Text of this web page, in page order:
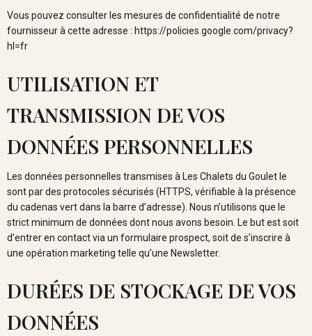
Vous pouvez consulter les mesures de confidentialité de notre
fournisseur à cette adresse : https://policies.google.com/privacy?
hl=fr
UTILISATION ET
TRANSMISSION DE VOS
DONNÉES PERSONNELLES
Les données personnelles transmises à Les Chalets du Goulet le
sont par des protocoles sécurisés (HTTPS, vérifiable à la présence
du cadenas vert dans la barre d’adresse). Nous n’utilisons que le
strict minimum de données dont nous avons besoin. Le but est soit
d’entrer en contact via un formulaire prospect, soit de s’inscrire à
une opération marketing telle qu’une Newsletter.
DURÉES DE STOCKAGE DE VOS
DONNÉES